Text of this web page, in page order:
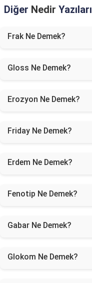
Diğer Nedir Yazıları
Frak Ne Demek?
Gloss Ne Demek?
Erozyon Ne Demek?
Friday Ne Demek?
Erdem Ne Demek?
Fenotip Ne Demek?
Gabar Ne Demek?
Glokom Ne Demek?